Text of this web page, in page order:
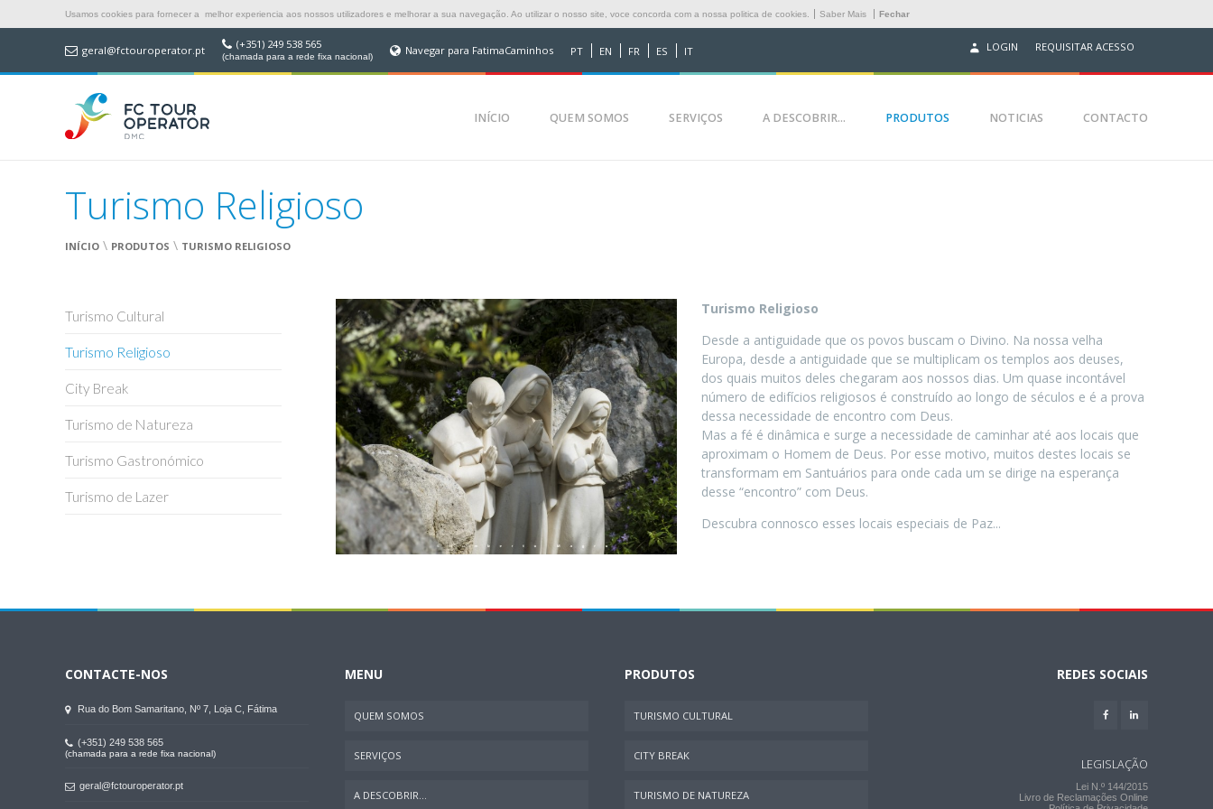
Usamos cookies para fornecer a melhor experiencia aos nossos utilizadores e melhorar a sua navegação. Ao utilizar o nosso site, voce concorda com a nossa politica de cookies. Saber Mais Fechar
geral@fctouroperator.pt (+351) 249 538 565
(chamada para a rede fixa nacional) Navegar para FatimaCaminhos PT EN FR ES IT LOGIN REQUISITAR ACESSO
INÍCIO QUEM SOMOS SERVIÇOS A DESCOBRIR... PRODUTOS NOTICIAS CONTACTO
Turismo Religioso
INÍCIO \ PRODUTOS \ TURISMO RELIGIOSO
Turismo Cultural
Turismo Religioso
City Break
Turismo de Natureza
Turismo Gastronómico
Turismo de Lazer
Turismo Religioso
Desde a antiguidade que os povos buscam o Divino. Na nossa velha
Europa, desde a antiguidade que se multiplicam os templos aos deuses,
dos quais muitos deles chegaram aos nossos dias. Um quase incontável
número de edifícios religiosos é construído ao longo de séculos e é a prova
dessa necessidade de encontro com Deus.
Mas a fé é dinâmica e surge a necessidade de caminhar até aos locais que
aproximam o Homem de Deus. Por esse motivo, muitos destes locais se
transformam em Santuários para onde cada um se dirige na esperança
desse “encontro” com Deus.
Descubra connosco esses locais especiais de Paz...
CONTACTE-NOS
Rua do Bom Samaritano, Nº 7, Loja C, Fátima
(+351) 249 538 565
(chamada para a rede fixa nacional)
geral@fctouroperator.pt
MENU
QUEM SOMOS
SERVIÇOS
A DESCOBRIR...
PRODUTOS
TURISMO CULTURAL
CITY BREAK
TURISMO DE NATUREZA
REDES SOCIAIS
LEGISLAÇÃO
Lei N.º 144/2015
Livro de Reclamações Online